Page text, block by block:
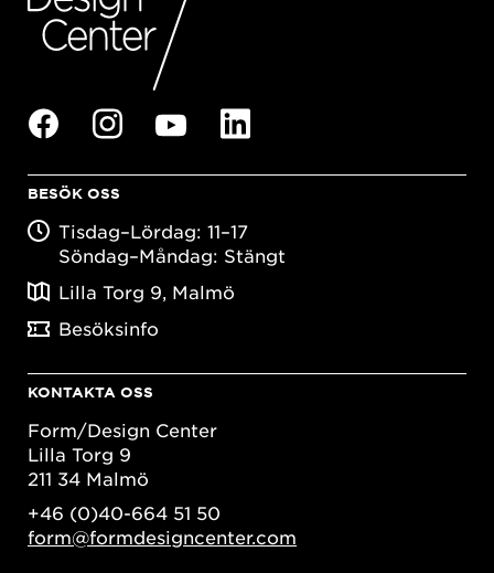
BESÖK OSS
Tisdag–Lördag: 11–17
Söndag–Måndag: Stängt
Lilla Torg 9, Malmö
Besöksinfo
KONTAKTA OSS
Form/Design Center
Lilla Torg 9
211 34 Malmö
+46 (0)40-664 51 50
form@formdesigncenter.com